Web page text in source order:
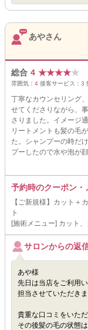
あやさん
総合 4 ★★★★★
雰囲気： 4 接客サービス： 3
丁寧なカウンセリング
せてくださりながら、
さりました。イメージ
リートメントも髪の毛
た。シャンプーの時だ
プーしたので水や泡が
予約時のクーポン・
【ご新規様】カット＋
ト
[施術メニュー] カット
サロンからの返
あや様
先日は当店をご利用
担当させていただきま
貴重な口コミをいた
その後髪の毛の状態